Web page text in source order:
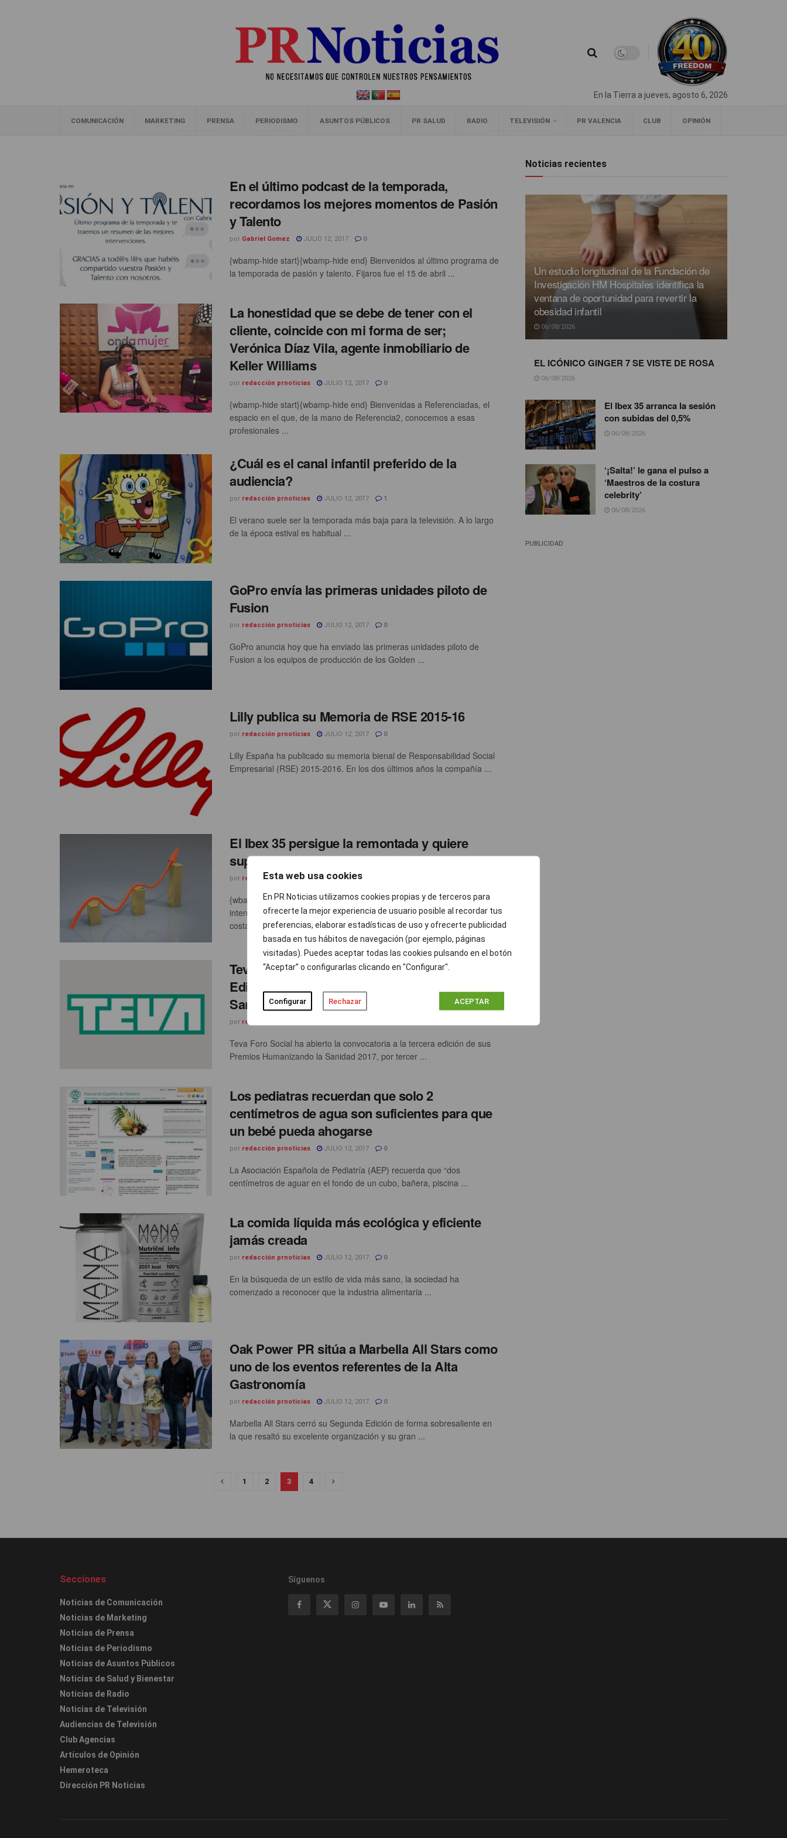
Esta web usa cookies
En PR Noticias utilizamos cookies propias y de terceros para
ofrecerte la mejor experiencia de usuario posible al recordar tus
preferencias, elaborar estadísticas de uso y ofrecerte publicidad
basada en tus hábitos de navegación (por ejemplo, páginas
visitadas). Puedes aceptar todas las cookies pulsando en el botón
“Aceptar” o configurarlas clicando en "Configurar".
Configurar Rechazar ACEPTAR
En la Tierra a jueves, agosto 6, 2026
COMUNICACIÓN MARKETING PRENSA PERIODISMO ASUNTOS PÚBLICOS PR SALUD RADIO TELEVISIÓN PR VALENCIA CLUB OPINIÓN
En el último podcast de la temporada,
recordamos los mejores momentos de Pasión
y Talento
por Gabriel Gomez JULIO 12, 2017 0
{wbamp-hide start}{wbamp-hide end} Bienvenidos al último programa de
la temporada de pasión y talento. Fijaros fue el 15 de abril ...
La honestidad que se debe de tener con el
cliente, coincide con mi forma de ser;
Verónica Díaz Vila, agente inmobiliario de
Keller Williams
por redacción prnoticias JULIO 12, 2017 0
{wbamp-hide start}{wbamp-hide end} Bienvenidas a Referenciadas, el
espacio en el que, de la mano de Referencia2, conocemos a esas
profesionales ...
¿Cuál es el canal infantil preferido de la
audiencia?
por redacción prnoticias JULIO 12, 2017 1
El verano suele ser la temporada más baja para la televisión. A lo largo
de la época estival es habitual ...
GoPro envía las primeras unidades piloto de
Fusion
por redacción prnoticias JULIO 12, 2017 0
GoPro anuncia hoy que ha enviado las primeras unidades piloto de
Fusion a los equipos de producción de los Golden ...
Lilly publica su Memoria de RSE 2015-16
por redacción prnoticias JULIO 12, 2017 0
Lilly España ha publicado su memoria bienal de Responsabilidad Social
Empresarial (RSE) 2015-2016. En los dos últimos años la compañía ...
El Ibex 35 persigue la remontada y quiere
superar ya los 10.500 puntos
por redacción prnoticias JULIO 12, 2017
{wbamp-hide start}{wbamp-hide end} La bolsa española sigue
intentando aguantar y asegurarse los 10.500 puntos, cosa que le está
costando últimamente, ...
Teva Foro Social abre la convocatoria de la III
Edición de sus Premios Humanizando la
Sanidad
por redacción prnoticias
Teva Foro Social ha abierto la convocatoria a la tercera edición de sus
Premios Humanizando la Sanidad 2017, por tercer ...
Los pediatras recuerdan que solo 2
centímetros de agua son suficientes para que
un bebé pueda ahogarse
por redacción prnoticias JULIO 12, 2017 0
La Asociación Española de Pediatría (AEP) recuerda que “dos
centímetros de aguar en el fondo de un cubo, bañera, piscina ...
La comida líquida más ecológica y eficiente
jamás creada
por redacción prnoticias JULIO 12, 2017 0
En la búsqueda de un estilo de vida más sano, la sociedad ha
comenzado a reconocer que la industria alimentaria ...
Oak Power PR sitúa a Marbella All Stars como
uno de los eventos referentes de la Alta
Gastronomía
por redacción prnoticias JULIO 12, 2017 0
Marbella All Stars cerró su Segunda Edición de forma sobresaliente en
la que resaltó su excelente organización y su gran ...
1 2 3 4
Noticias recientes
Un estudio longitudinal de la Fundación de
Investigación HM Hospitales identifica la
ventana de oportunidad para revertir la
obesidad infantil
06/08/2026
EL ICÓNICO GINGER 7 SE VISTE DE ROSA
06/08/2026
El Ibex 35 arranca la sesión
con subidas del 0,5%
06/08/2026
‘¡Salta!’ le gana el pulso a
‘Maestros de la costura
celebrity’
06/08/2026
PUBLICIDAD
Secciones
Noticias de Comunicación
Noticias de Marketing
Noticias de Prensa
Noticias de Periodismo
Noticias de Asuntos Públicos
Noticias de Salud y Bienestar
Noticias de Radio
Noticias de Televisión
Audiencias de Televisión
Club Agencias
Artículos de Opinión
Hemeroteca
Dirección PR Noticias
Síguenos